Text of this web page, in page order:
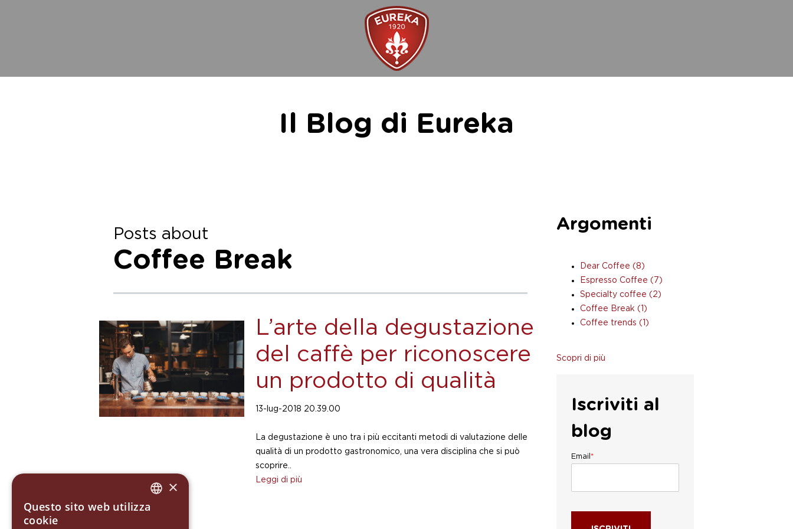
Il Blog di Eureka
Posts about
Coffee Break
L’arte della degustazione
del caffè per riconoscere
un prodotto di qualità
13-lug-2018 20.39.00
La degustazione è uno tra i più eccitanti metodi di valutazione delle
qualità di un prodotto gastronomico, una vera disciplina che si può
scoprire..
Leggi di più
Argomenti
Dear Coffee(8)
Espresso Coffee(7)
Specialty coffee(2)
Coffee Break(1)
Coffee trends(1)
Scopri di più
Iscriviti al
blog
Email *
×
Questo sito web utilizza
cookie